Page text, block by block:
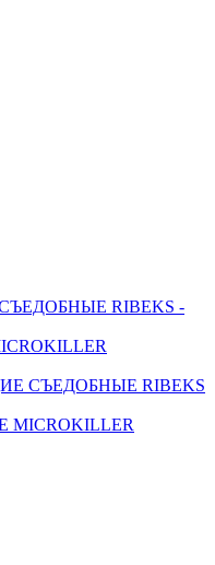
RIBEKS -
СЪЕДОБНЫЕ RIBEKS